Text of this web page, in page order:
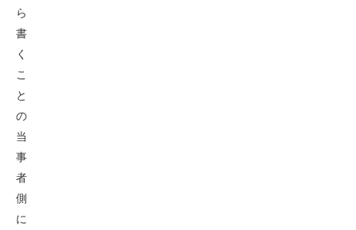
ら
書
く
こ
と
の
当
事
者
側
に